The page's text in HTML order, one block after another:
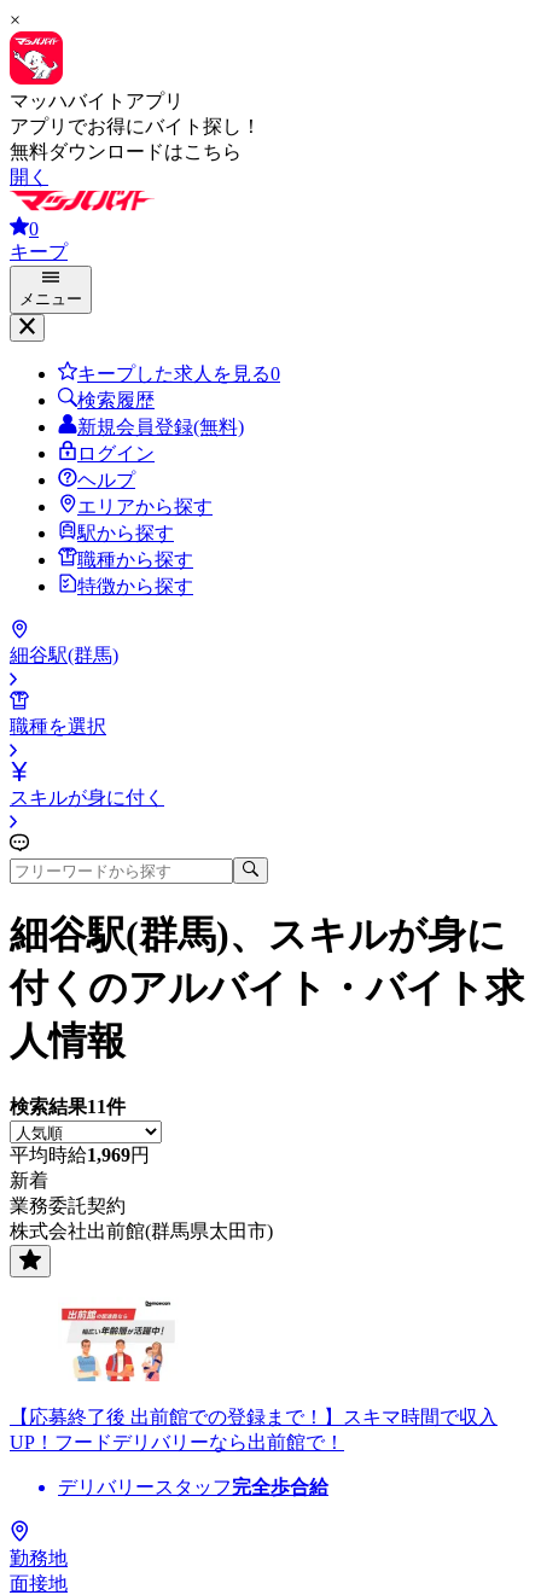
×
マッハバイトアプリ
アプリでお得にバイト探し！
無料ダウンロードはこちら
開く
0
キープ
メニュー
キープした求人を見る0
検索履歴
新規会員登録(無料)
ログイン
ヘルプ
エリアから探す
駅から探す
職種から探す
特徴から探す
細谷駅(群馬)
職種を選択
スキルが身に付く
細谷駅(群馬)、スキルが身に
付く のアルバイト・バイト求
人情報
検索結果11件
平均時給1,969円
新着
業務委託契約
株式会社出前館(群馬県太田市)
【応募終了後 出前館での登録まで！】スキマ時間で収入
UP！フードデリバリーなら出前館で！
デリバリースタッフ完全歩合給
勤務地
面接地